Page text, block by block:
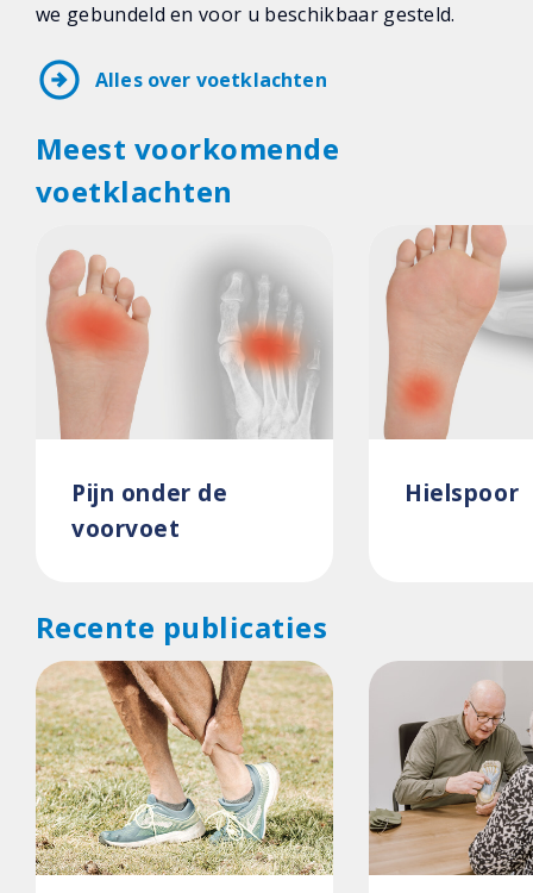
we gebundeld en voor u beschikbaar gesteld.
arrow_circle_right Alles over voetklachten
Meest voorkomende
voetklachten
Pijn onder de
voorvoet
Hielspoor
Recente publicaties